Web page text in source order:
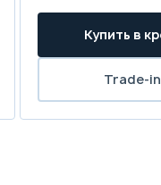
Купить в
Trade-in